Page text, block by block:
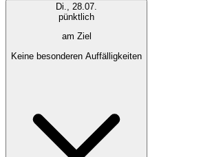
Di., 28.07.
pünktlich
am Ziel
Keine besonderen Auffälligkeiten